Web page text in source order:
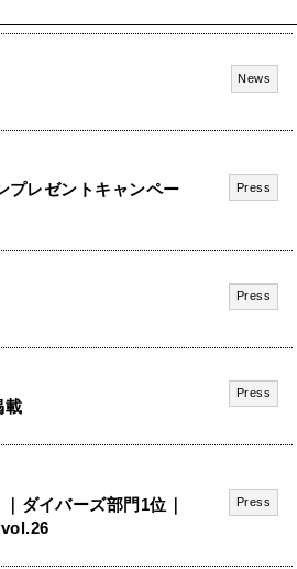
News
プレゼントキャンペー
Press
Press
載
Press
ダイバーズ部門1位｜
Press